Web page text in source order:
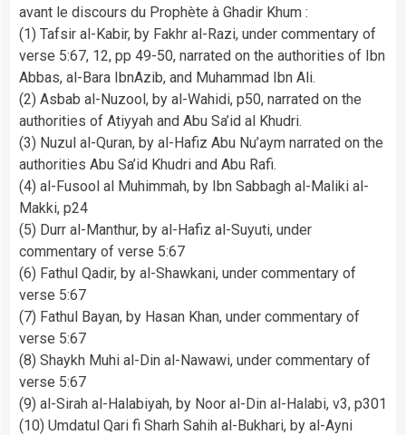
avant le discours du Prophète à Ghadir Khum :
(1) Tafsir al-Kabir, by Fakhr al-Razi, under commentary of
verse 5:67, 12, pp 49-50, narrated on the authorities of Ibn
Abbas, al-Bara IbnAzib, and Muhammad Ibn Ali.
(2) Asbab al-Nuzool, by al-Wahidi, p50, narrated on the
authorities of Atiyyah and Abu Sa’id al Khudri.
(3) Nuzul al-Quran, by al-Hafiz Abu Nu’aym narrated on the
authorities Abu Sa’id Khudri and Abu Rafi.
(4) al-Fusool al Muhimmah, by Ibn Sabbagh al-Maliki al-
Makki, p24
(5) Durr al-Manthur, by al-Hafiz al-Suyuti, under
commentary of verse 5:67
(6) Fathul Qadir, by al-Shawkani, under commentary of
verse 5:67
(7) Fathul Bayan, by Hasan Khan, under commentary of
verse 5:67
(8) Shaykh Muhi al-Din al-Nawawi, under commentary of
verse 5:67
(9) al-Sirah al-Halabiyah, by Noor al-Din al-Halabi, v3, p301
(10) Umdatul Qari fi Sharh Sahih al-Bukhari, by al-Ayni